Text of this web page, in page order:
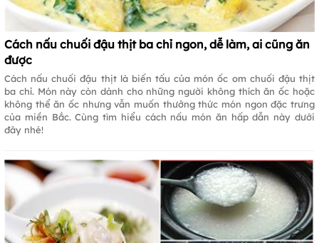
Cách nấu chuối đậu thịt ba chỉ ngon, dễ làm, ai cũng ăn
được
Cách nấu chuối đậu thịt là biến tấu của món ốc om chuối đậu thịt
ba chỉ. Món này còn dành cho những người không thích ăn ốc hoặc
không thể ăn ốc nhưng vẫn muốn thưởng thức món ngon đặc trưng
của miền Bắc. Cùng tìm hiểu cách nấu món ăn hấp dẫn này dưới
đây nhé!